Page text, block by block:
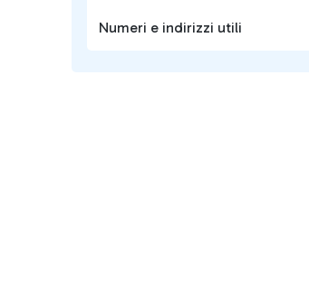
Numeri e indirizzi utili